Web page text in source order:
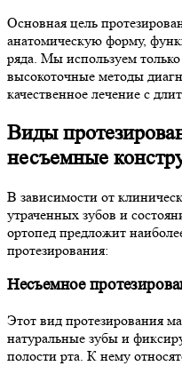
Основная цель
анатомическую форму,
ряда. Мы используем
высокоточные методы
качественное лечение с
Виды
несъемные
В зависимости от
утраченных зубов и
ортопед предложит
протезирования:
Несъемное
Этот вид протезирования
натуральные зубы и
полости рта. К нему